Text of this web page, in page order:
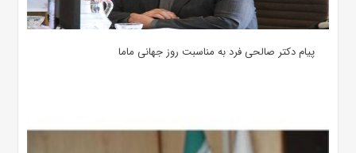
پیام دکتر صالحی فرد به مناسبت روز جهانی ماما